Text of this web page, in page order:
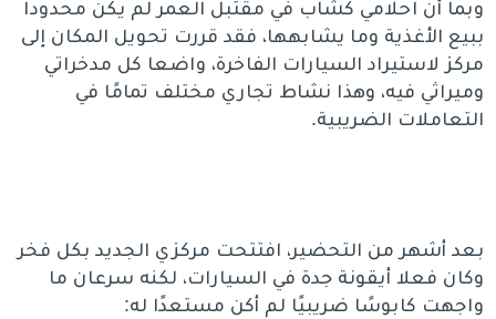
وبما أن احلامي كشاب في مقتبل العمر لم يكن محدودا
ببيع الأغذية وما يشابهها، فقد قررت تحويل المكان إلى
مركز لاستيراد السيارات الفاخرة، واضعا كل مدخراتي
وميراثي فيه، وهذا نشاط تجاري مختلف تمامًا في
التعاملات الضريبية.
بعد أشهر من التحضير، افتتحت مركزي الجديد بكل فخر
وكان فعلا أيقونة جدة في السيارات، لكنه سرعان ما
واجهت كابوسًا ضريبيًا لم أكن مستعدًا له: